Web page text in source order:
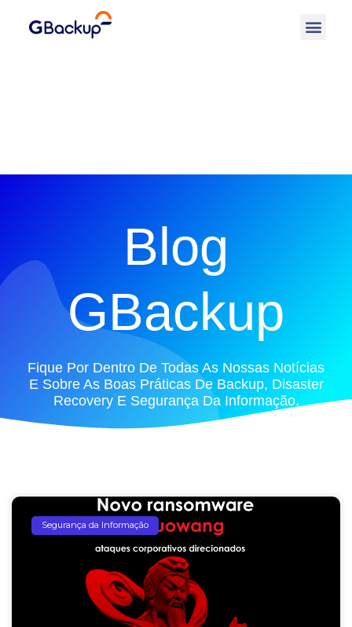
Blog
GBackup
Fique Por Dentro De Todas As Nossas Notícias
E Sobre As Boas Práticas De Backup, Disaster
Recovery E Segurança Da Informação.
Segurança da Informação